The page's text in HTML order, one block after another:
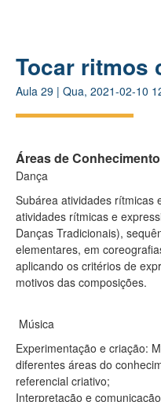
Tocar ritmos
Aula 29 | Qua, 2021-02-10
Áreas de Conhecimento
Dança
Subárea atividades rítmicas
atividades rítmicas e
Danças Tradicionais),
elementares, em
aplicando os critérios de
motivos das composições.
Música
Experimentação e criação:
diferentes áreas do
referencial criativo;
Interpretação e